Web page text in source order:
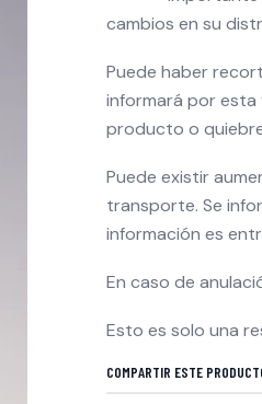
cambios en su
Puede haber
informará por esta
producto o
Puede existir
transporte. Se
información es
En caso de
Esto es solo una
COMPARTIR ESTE